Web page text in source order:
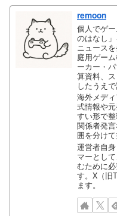
remoon
個人でゲ
のはなし
ニュース
庭用ゲー
ーカー・
算資料、
したうえ
海外メデ
式情報や
すい形で
関係者発
囲を分けて
運営者自
マーとし
むために
す。X（旧
ます。